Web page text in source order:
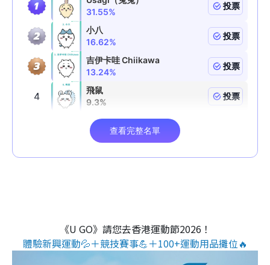
《U GO》請您去香港運動節2026！
體驗新興運動💦＋競技賽事💪＋100+運動用品攤位🔥